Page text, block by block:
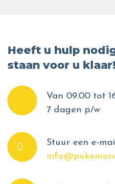
Heeft u hulp
staan voor u klaar!
Van 09.00 tot
7 dagen p/w
Stuur een e-